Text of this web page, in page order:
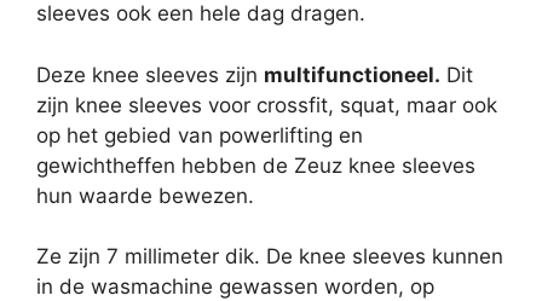
sleeves ook een hele dag dragen.
Deze knee sleeves zijn multifunctioneel. Dit
zijn knee sleeves voor crossfit, squat, maar ook
op het gebied van powerlifting en
gewichtheffen hebben de Zeuz knee sleeves
hun waarde bewezen.
Ze zijn 7 millimeter dik. De knee sleeves kunnen
in de wasmachine gewassen worden, op